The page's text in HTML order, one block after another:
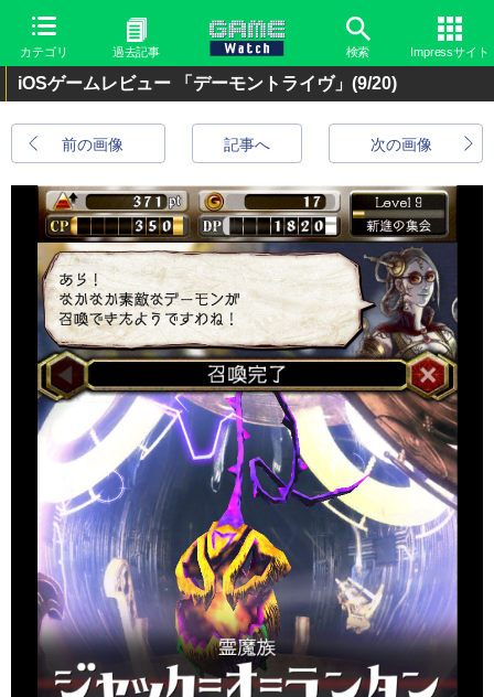
カテゴリ 過去記事 検索 Impressサイト
iOSゲームレビュー 「デーモントライヴ」 (9/20)
前の画像 次の画像
記事へ